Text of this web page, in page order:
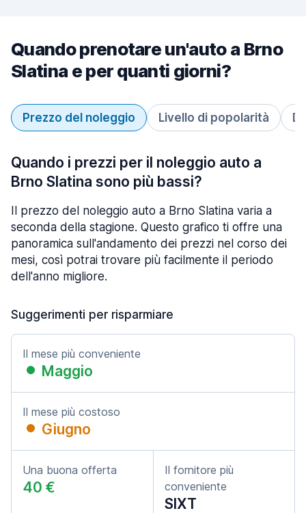
Quando prenotare un'auto a Brno
Slatina e per quanti giorni?
Prezzo del noleggio Livello di popolarità
Quando i prezzi per il noleggio auto a
Brno Slatina sono più bassi?
Il prezzo del noleggio auto a Brno Slatina varia a
seconda della stagione. Questo grafico ti offre una
panoramica sull'andamento dei prezzi nel corso dei
mesi, così potrai trovare più facilmente il periodo
dell'anno migliore.
Suggerimenti per risparmiare
Il mese più conveniente
Maggio
Il mese più costoso
Giugno
Una buona offerta
40 €
Il fornitore più
conveniente
SIXT